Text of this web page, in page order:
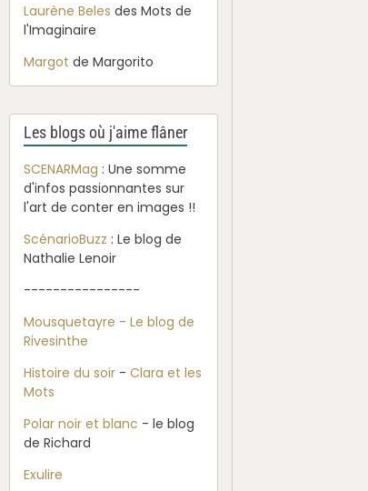
Laurène Beles des Mots de
l'Imaginaire
Margot de Margorito
Les blogs où j'aime flâner
SCENARMag : Une somme
d'infos passionnantes sur
l'art de conter en images !!
ScénarioBuzz : Le blog de
Nathalie Lenoir
----------------
Mousquetayre - Le blog de
Rivesinthe
Histoire du soir -Clara et les
Mots
Polar noir et blanc - le blog
de Richard
Exulire